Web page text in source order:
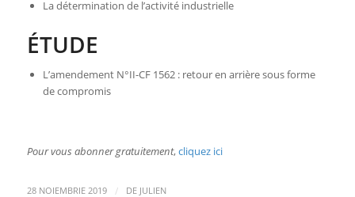
La détermination de l’activité industrielle
ÉTUDE
L’amendement N°II-CF 1562 : retour en arrière sous forme
de compromis
Pour vous abonner gratuitement,cliquez ici
28 NOIEMBRIE 2019 / DE JULIEN